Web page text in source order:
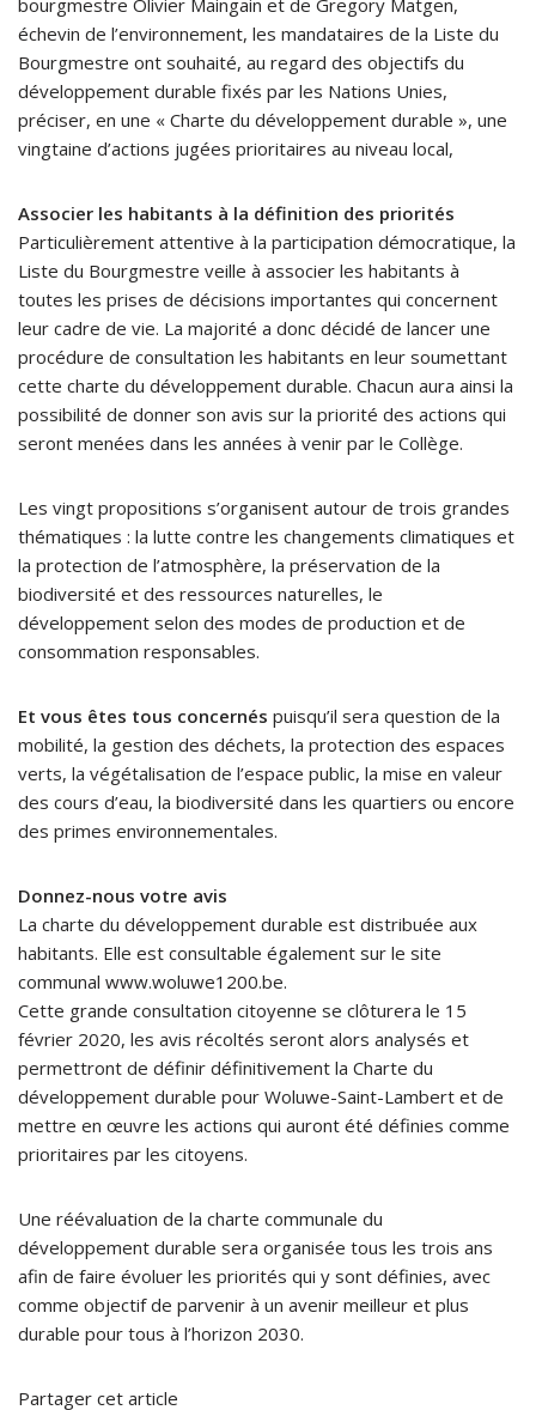
échevin de l’environnement, les mandataires de la Liste du
Bourgmestre ont souhaité, au regard des objectifs du
développement durable fixés par les Nations Unies,
préciser, en une « Charte du développement durable », une
vingtaine d’actions jugées prioritaires au niveau local,
Associer les habitants à la définition des priorités
Particulièrement attentive à la participation démocratique, la
Liste du Bourgmestre veille à associer les habitants à
toutes les prises de décisions importantes qui concernent
leur cadre de vie. La majorité a donc décidé de lancer une
procédure de consultation les habitants en leur soumettant
cette charte du développement durable. Chacun aura ainsi la
possibilité de donner son avis sur la priorité des actions qui
seront menées dans les années à venir par le Collège.
Les vingt propositions s’organisent autour de trois grandes
thématiques : la lutte contre les changements climatiques et
la protection de l’atmosphère, la préservation de la
biodiversité et des ressources naturelles, le
développement selon des modes de production et de
consommation responsables.
Et vous êtes tous concernés puisqu’il sera question de la
mobilité, la gestion des déchets, la protection des espaces
verts, la végétalisation de l’espace public, la mise en valeur
des cours d’eau, la biodiversité dans les quartiers ou encore
des primes environnementales.
Donnez-nous votre avis
La charte du développement durable est distribuée aux
habitants. Elle est consultable également sur le site
communal www.woluwe1200.be.
Cette grande consultation citoyenne se clôturera le 15
février 2020, les avis récoltés seront alors analysés et
permettront de définir définitivement la Charte du
développement durable pour Woluwe-Saint-Lambert et de
mettre en œuvre les actions qui auront été définies comme
prioritaires par les citoyens.
Une réévaluation de la charte communale du
développement durable sera organisée tous les trois ans
afin de faire évoluer les priorités qui y sont définies, avec
comme objectif de parvenir à un avenir meilleur et plus
durable pour tous à l’horizon 2030.
Partager cet article